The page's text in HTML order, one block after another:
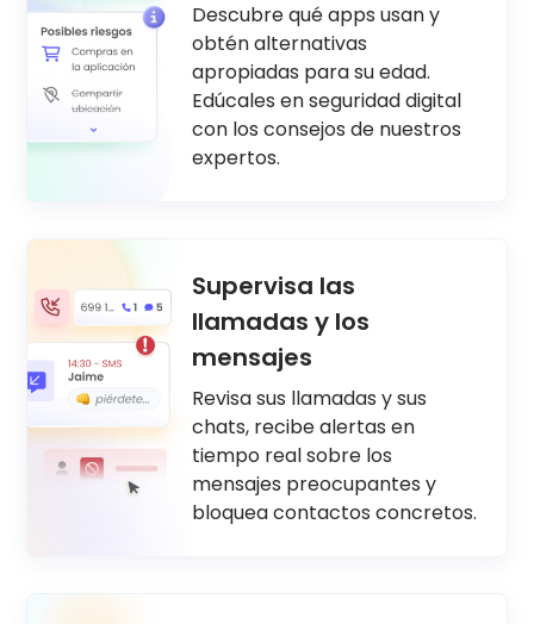
Descubre qué apps usan y
obtén alternativas
apropiadas para su edad.
Edúcales en seguridad digital
con los consejos de nuestros
expertos.
Supervisa las
llamadas y los
mensajes
Revisa sus llamadas y sus
chats, recibe alertas en
tiempo real sobre los
mensajes preocupantes y
bloquea contactos concretos.